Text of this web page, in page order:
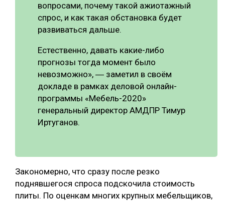
вопросами, почему такой ажиотажный
спрос, и как такая обстановка будет
развиваться дальше.
Естественно, давать какие-либо
прогнозы тогда момент было
невозможно», ― заметил в своём
докладе в рамках деловой онлайн-
программы «Мебель-2020»
генеральный директор АМДПР Тимур
Иртуганов.
Закономерно, что сразу после резко
поднявшегося спроса подскочила стоимость
плиты. По оценкам многих крупных мебельщиков,